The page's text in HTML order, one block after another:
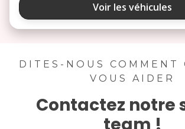
ma me
3 4 5
17 18 19
Voir les véhicules
DITES-NOUS COMMENT
VOUS AIDER
Contactez notre